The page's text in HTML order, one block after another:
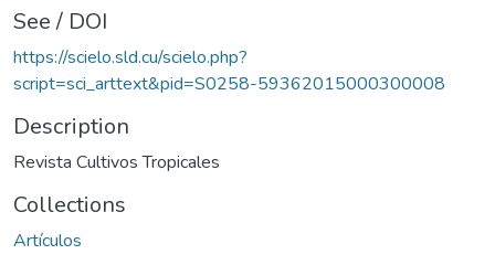
See / DOI
https://scielo.sld.cu/scielo.php?
script=sci_arttext&pid=S0258-59362015000300008
Description
Revista Cultivos Tropicales
Collections
Artículos